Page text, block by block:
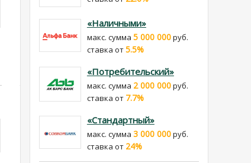
«Наличными»
макс. сумма 5 000 000руб.
cтавка от5.5%
«Потребительский»
макс. сумма 2 000 000руб.
cтавка от 7.7%
«Стандартный»
макс. сумма 3 000 000руб.
cтавка от 24%